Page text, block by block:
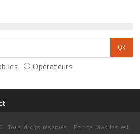
Opérateurs
Tous droits réservés | France Mobiles est